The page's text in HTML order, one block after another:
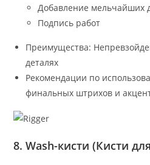
Добавление мельчайших
Подпись работ
Преимущества:
деталях
Рекомендации по
финальных штрихов и
8. Wash-кисти (Кисти